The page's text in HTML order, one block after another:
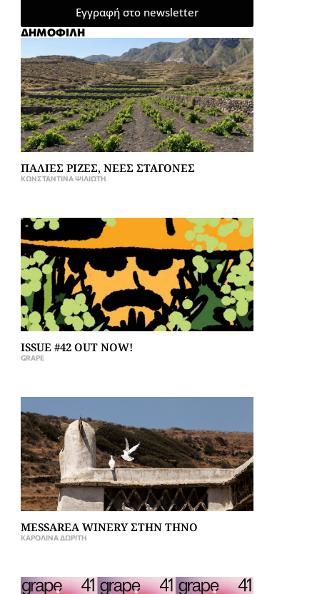
Εγγραφή στο newsletter
ΔΗΜΟΦΙΛΗ
ΠΑΛΙΕΣ ΡΙΖΕΣ, ΝΕΕΣ ΣΤΑΓΟΝΕΣ
ΚΩΝΣΤΑΝΤΊΝΑ ΨΙΛΙΏΤΗ
ISSUE #42 OUT NOW!
GRAPE
MESSAREA WINERY ΣΤΗΝ ΤΗΝΟ
ΚΑΡΟΛΊΝΑ ΔΩΡΊΤΗ